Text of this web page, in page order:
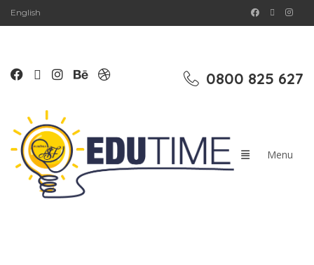
English
0800 825 627